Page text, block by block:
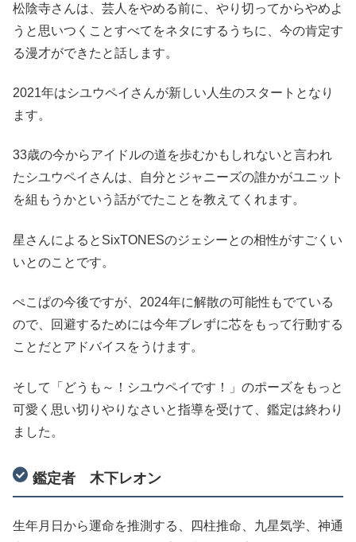
松陰寺さんは、芸人をやめる前に、やり切ってからやめよ
うと思いつくことすべてをネタにするうちに、今の肯定す
る漫才ができたと話します。
2021年はシユウペイさんが新しい人生のスタートとなり
ます。
33歳の今からアイドルの道を歩むかもしれないと言われ
たシユウペイさんは、自分とジャニーズの誰かがユニット
を組もうかという話がでたことを教えてくれます。
星さんによるとSixTONESのジェシーとの相性がすごくい
いとのことです。
ぺこぱの今後ですが、2024年に解散の可能性もでている
ので、回避するためには今年ブレずに芯をもって行動する
ことだとアドバイスをうけます。
そして「どうも～！シユウペイです！」のポーズをもっと
可愛く思い切りやりなさいと指導を受けて、鑑定は終わり
ました。
鑑定者 木下レオン
生年月日から運命を推測する、四柱推命、九星気学、神通